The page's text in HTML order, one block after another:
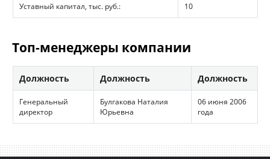
Уставный капитал, тыс. руб.: 10
Топ-менеджеры компании
Должность Должность Должность
Генеральный
директор
Булгакова Наталия
Юрьевна
06 июня 2006
года